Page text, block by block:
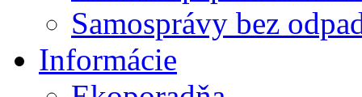
Samosprávy bez
Informácie